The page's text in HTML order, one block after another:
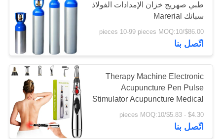
حولنا
جولة
في
المصنع
مراقبة
الجودة
طقم الإسعافات
الأولية المحمولة
77
طبي صهريج خزان الإمدادات الفولاذ
سبائك Marerial
$86.00/pieces 10-99 pieces MOQ:10
اتّصل بنا
Therapy Machine Electronic
Acupuncture Pen Pulse
Stimulator Acupuncture Medical
Therapy Pain Relief Massage
Pen
$4.30 - $5.83/pieces MOQ:10
اتّصل بنا